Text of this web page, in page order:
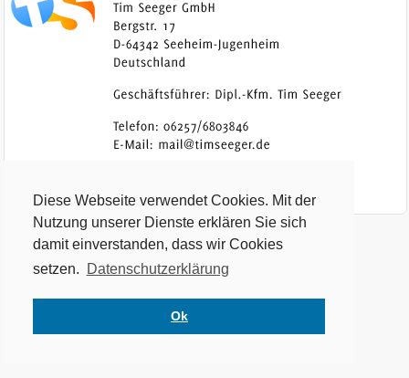
Diese Webseite verwendet Cookies. Mit der
Nutzung unserer Dienste erklären Sie sich
damit einverstanden, dass wir Cookies
setzen.
Datenschutzerklärung
Ok